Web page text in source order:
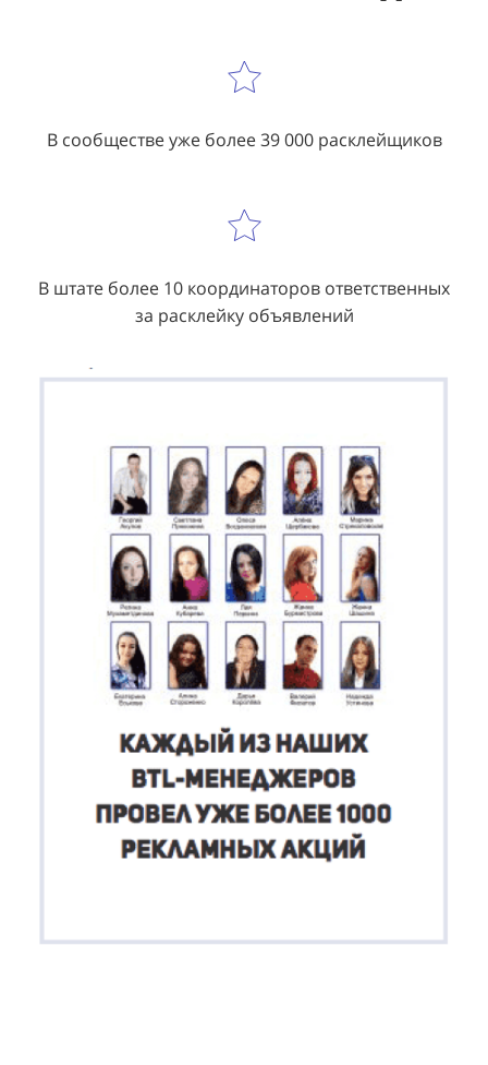
В сообществе уже более 39 000 расклейщиков
В штате более 10 координаторов ответственных
за расклейку объявлений